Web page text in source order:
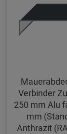
Verbinder
250 mm Alu
mm
Anthrazit